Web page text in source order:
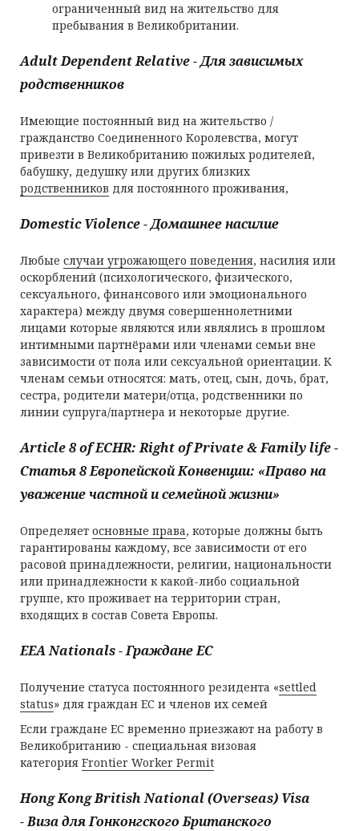
ограниченный вид на жительство для
пребывания в Великобритании.
AdultDependentRelative-Для зависимых
родственников
Имеющие постоянный вид на жительство /
гражданство Соединенного Королевства, могут
привезти в Великобританию пожилых родителей,
бабушку, дедушку или других близких
родственников для постоянного проживания,
Domestic Violence - Домашнее насилие
Любые случаи угрожающего поведения, насилия или
оскорблений (психологического, физического,
сексуального, финансового или эмоционального
характера) между двумя совершеннолетними
лицами которые являются или являлись в прошлом
интимными партнёрами или членами семьи вне
зависимости от пола или сексуальной ориентации. К
членам семьи относятся: мать, отец, сын, дочь, брат,
сестра, родители матери/отца, родственники по
линии супруга/партнера и некоторые другие.
Article 8 of ECHR: Right of Private & Family life -
Статья 8 Европейской Конвенции: «Право на
уважение частной и семейной жизни»
Определяет основные права, которые должны быть
гарантированы каждому, все зависимости от его
расовой принадлежности, религии, национальности
или принадлежности к какой-либо социальной
группе, кто проживает на территории стран,
входящих в состав Совета Европы.
EEA Nationals - Граждане ЕС
Получение статуса постоянного резидента «settled
status» для граждан ЕС и членов их семей
Если граждане ЕС временно приезжают на работу в
Великобританию - специальная визовая
категория Frontier Worker Permit
Hong Kong British National (Overseas) Visa
- Виза для Гонконгского Британского